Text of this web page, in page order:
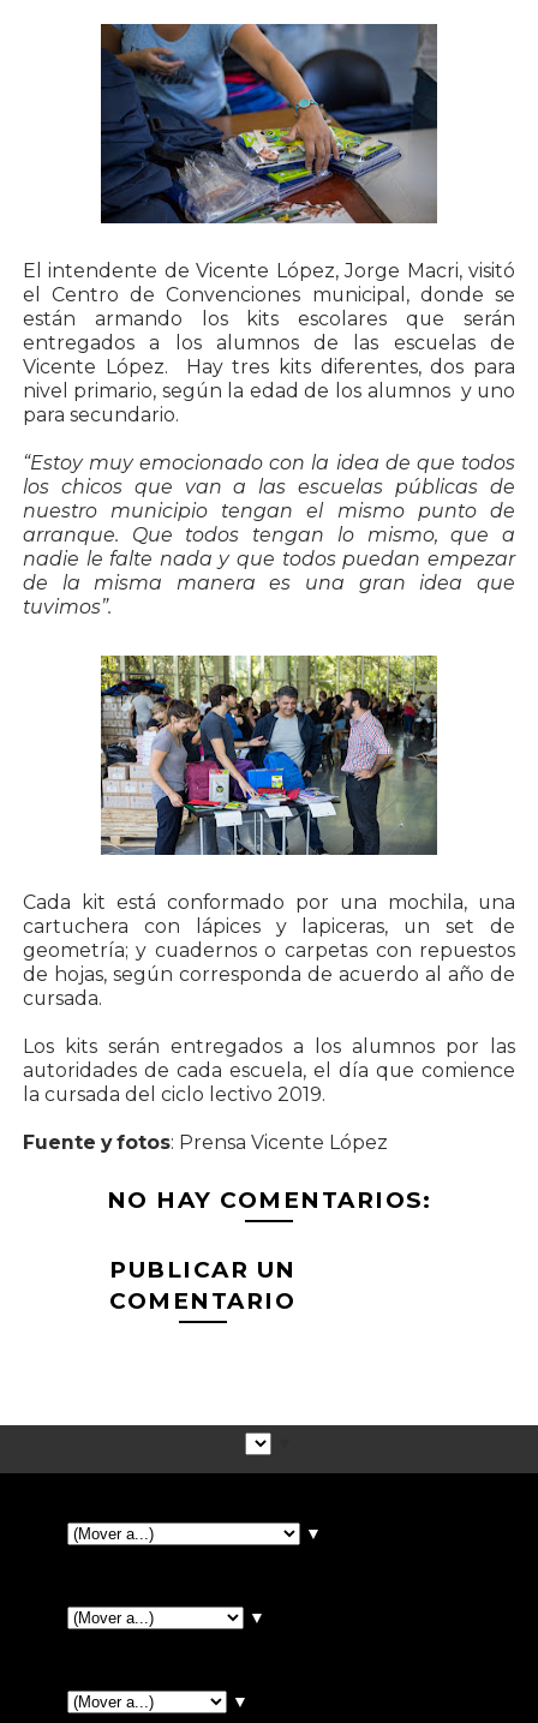
El intendente de Vicente López, Jorge Macri, visitó
el Centro de Convenciones municipal, donde se
están armando los kits escolares que serán
entregados a los alumnos de las escuelas de
Vicente López. Hay tres kits diferentes, dos para
nivel primario, según la edad de los alumnos y uno
para secundario.
“Estoy muy emocionado con la idea de que todos
los chicos que van a las escuelas públicas de
nuestro municipio tengan el mismo punto de
arranque. Que todos tengan lo mismo, que a
nadie le falte nada y que todos puedan empezar
de la misma manera es una gran idea que
tuvimos”.
Cada kit está conformado por una mochila, una
cartuchera con lápices y lapiceras, un set de
geometría; y cuadernos o carpetas con repuestos
de hojas, según corresponda de acuerdo al año de
cursada.
Los kits serán entregados a los alumnos por las
autoridades de cada escuela, el día que comience
la cursada del ciclo lectivo 2019.
Fuente y fotos: Prensa Vicente López
NO HAY COMENTARIOS:
PUBLICAR UN
COMENTARIO
▼
▼
▼